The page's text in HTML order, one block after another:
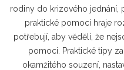
rodiny do krizového jednání,
praktické pomoci hraje
potřebují, aby věděli, že
pomoci. Praktické tipy
okamžitého souzení,